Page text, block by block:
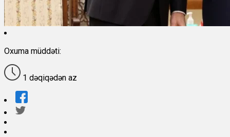
Oxuma müddəti:
1 dəqiqədən az